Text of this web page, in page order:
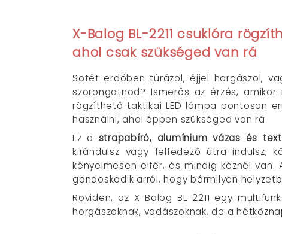
X-Balog BL-2211 csuklóra
ahol csak szükséged van rá
Sötét erdőben túrázol, éjjel horgászol,
szorongatnod? Ismerős az érzés,
rögzíthető taktikai LED lámpa pontosan
használni, ahol éppen szükséged van rá.
Ez a strapabíró, alumínium vázas és
kirándulsz vagy felfedező útra indulsz,
kényelmesen elfér, és mindig kéznél van.
gondoskodik arról, hogy bármilyen
Röviden, az X-Balog BL-2211 egy
horgászoknak, vadászoknak, de a